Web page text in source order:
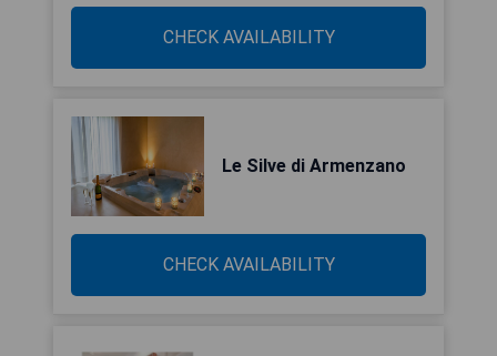
CHECK AVAILABILITY
Le Silve di Armenzano
CHECK AVAILABILITY